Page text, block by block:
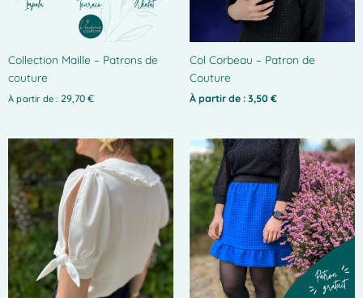
Collection Maille – Patrons de
couture
À partir de : 29,70 €
peuvent
sur
la
page
Col Corbeau – Patron de
Couture
À partir de : 3,50 €
Ce
produit
a
plusieurs
variations.
Les
options
peuvent
être